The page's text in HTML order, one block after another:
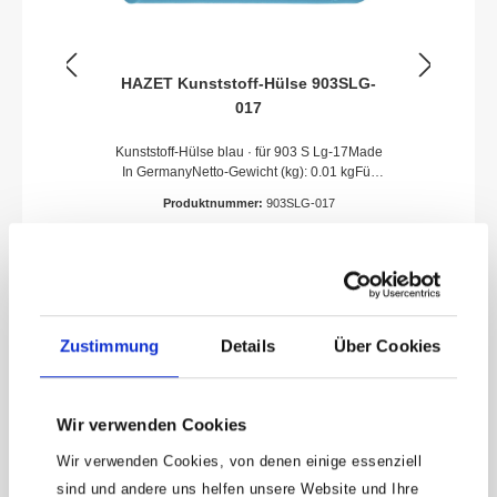
Zustimmung Details Über Cookies
Wir verwenden Cookies
Wir verwenden Cookies, von denen einige essenziell
sind und andere uns helfen unsere Website und Ihre
HAZET Kunststoff-Hülse 903SLG-
017
Kunststoff-Hülse blau · für 903 S Lg-17Made
In GermanyNetto-Gewicht (kg): 0.01 kgFür
sche bzw. fehlerhafte Ersatzteile oder deren
Totalausfall des Gerätes führen.Bei
Verwendung nicht freigegebener Ersatzteile
Schadenersatz- und Haftpflichtansprüche
Produktnummer: 903SLG-017
Zubehör